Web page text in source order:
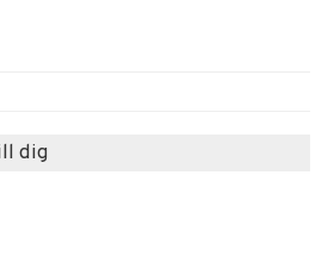
dig